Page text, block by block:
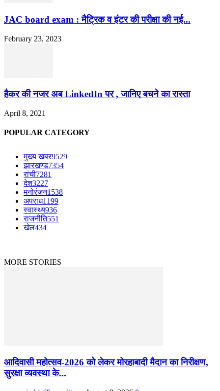
JAC board exam : मैट्रिक व इंटर की परीक्षा की नई...
February 23, 2023
हैकर की नजर अब LinkedIn पर , जानिए बचने का रास्ता
April 8, 2021
POPULAR CATEGORY
मुख्य खबर9529
झारखण्ड7354
रांची7281
देश3227
मनोरंजन1538
अपराध1199
स्वास्थ्य936
राजनीति551
खेल434
MORE STORIES
आदिवासी महोत्सव-2026 को लेकर मोरहाबादी मैदान का निरीक्षण,
सुरक्षा व्यवस्था के...